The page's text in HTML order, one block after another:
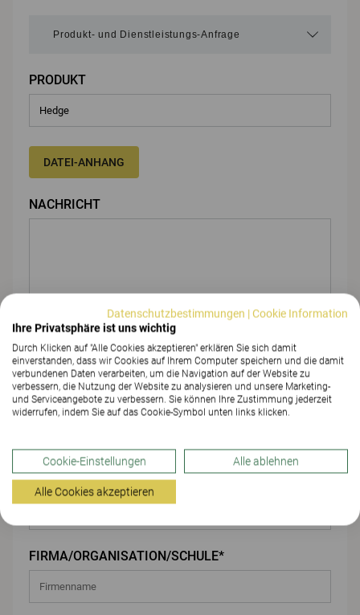
PRODUKT
DATEI-ANHANG
NACHRICHT
Ihre Angaben
VORNAME*
NACHNAME*
FIRMA/ORGANISATION/SCHULE*
Datenschutzbestimmungen |Cookie Information
Ihre Privatsphäre ist uns wichtig
Durch Klicken auf "Alle Cookies akzeptieren" erklären Sie sich damit
einverstanden, dass wir Cookies auf Ihrem Computer speichern und die damit
verbundenen Daten verarbeiten, um die Navigation auf der Website zu
verbessern, die Nutzung der Website zu analysieren und unsere Marketing-
und Serviceangebote zu verbessern. Sie können Ihre Zustimmung jederzeit
widerrufen, indem Sie auf das Cookie-Symbol unten links klicken.
Cookie-Einstellungen Alle ablehnen
Alle Cookies akzeptieren